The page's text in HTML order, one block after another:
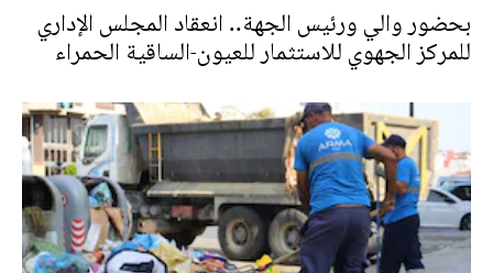
بحضور والي ورئيس الجهة.. انعقاد المجلس الإداري
للمركز الجهوي للاستثمار للعيون-الساقية الحمراء